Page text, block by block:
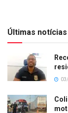
Últimas notícias